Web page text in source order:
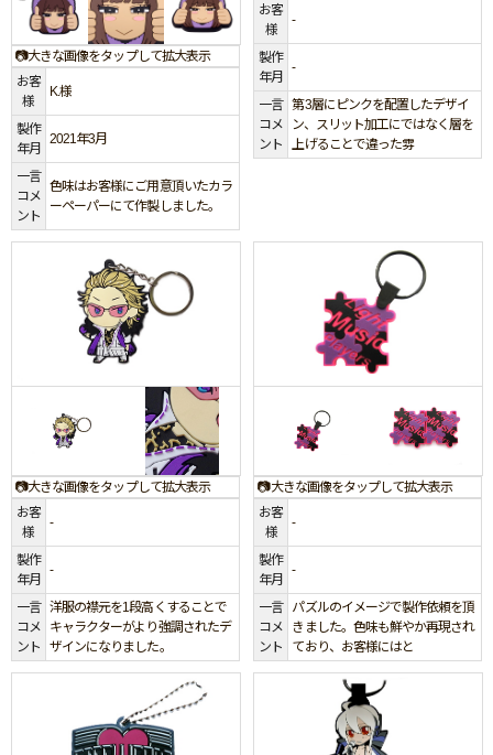
📷大きな画像をタップして拡大表示
お客
様
K.様
製作
年月
2021年3月
一言
コメ
ント
色味はお客様にご用意頂いたカラ
ーペーパーにて作製しました。
お客
様
-
製作
年月
-
一言
コメ
ント
第3層にピンクを配置したデザイ
ン、スリット加工にではなく層を
上げることで違った雰
📷大きな画像をタップして拡大表示
お客
様
-
製作
年月
-
一言
コメ
ント
洋服の襟元を1段高くすることで
キャラクターがより強調されたデ
ザインになりました。
📷大きな画像をタップして拡大表示
お客
様
-
製作
年月
-
一言
コメ
ント
パズルのイメージで製作依頼を頂
きました。色味も鮮やか再現され
ており、お客様にはと